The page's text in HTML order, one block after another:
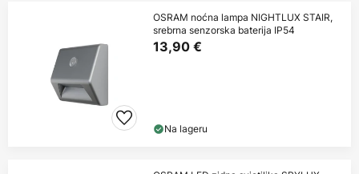
OSRAM noćna lampa NIGHTLUX STAIR,
srebrna senzorska baterija IP54
13,90 €
Na lageru